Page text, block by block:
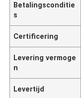
Betalingsconditie
s
Certificering
Levering vermoge
n
Levertijd